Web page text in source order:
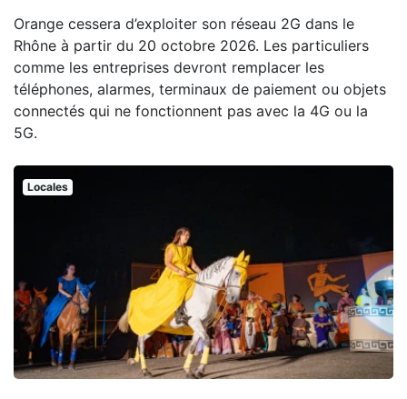
Orange cessera d’exploiter son réseau 2G dans le
Rhône à partir du 20 octobre 2026. Les particuliers
comme les entreprises devront remplacer les
téléphones, alarmes, terminaux de paiement ou objets
connectés qui ne fonctionnent pas avec la 4G ou la
5G.
Locales